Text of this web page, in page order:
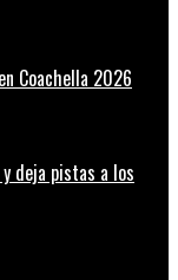
Coachella 2026
deja pistas a los